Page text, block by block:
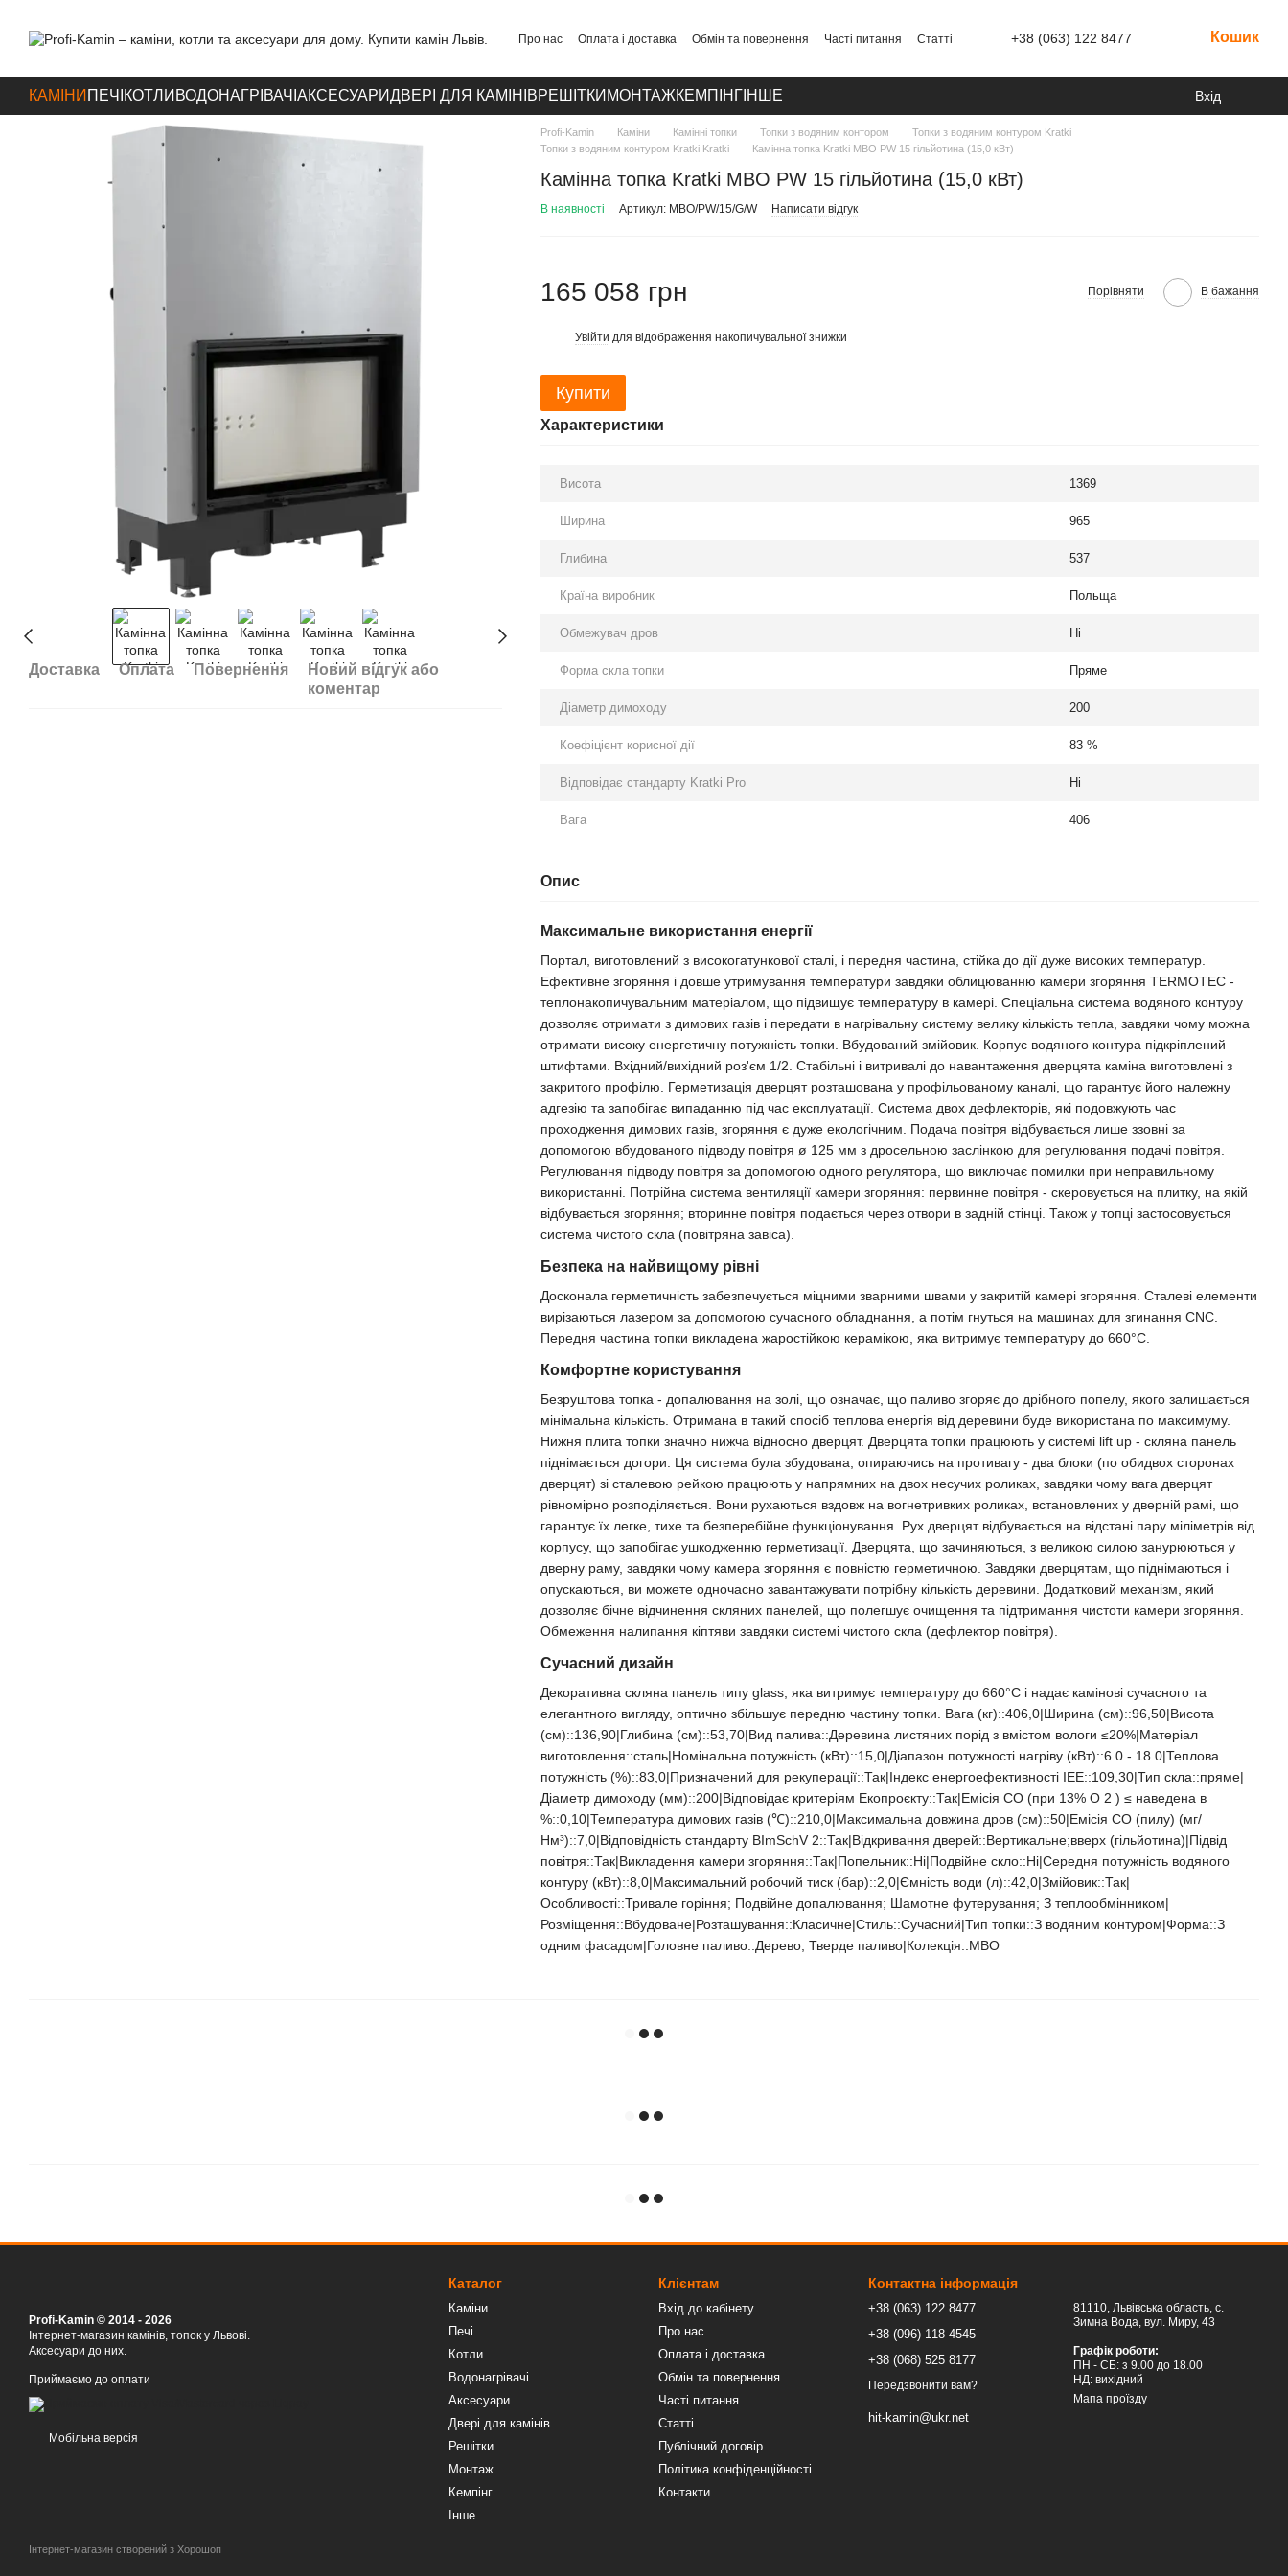
Про нас Оплата і доставка Обмін та повернення Часті питання
Статті
+38 (063) 122 8477 Кошик
КАМІНИ ПЕЧІ КОТЛИ ВОДОНАГРІВАЧІ АКСЕСУАРИДВЕРІ ДЛЯ КАМІНІВРЕШІТКИ МОНТАЖКЕМПІНГ ІНШЕ Вхід
Доставка Оплата Повернення
Новий відгук або
коментар
Profi-Kamin Каміни Камінні топки Топки з водяним контором
Топки з водяним контуром Kratki
Топки з водяним контуром Kratki Kratki
Камінна топка Kratki MBO PW 15 гільйотина (15,0 кВт)
Камінна топка Kratki MBO PW 15 гільйотина (15,0 кВт)
В наявності Артикул: MBO/PW/15/G/W Написати відгук
165 058 грн Порівняти В бажання
Увійти для відображення накопичувальної знижки
Купити
Характеристики
Висота 1369
Ширина 965
Глибина 537
Країна виробник Польща
Обмежувач дров Ні
Форма скла топки Пряме
Діаметр димоходу 200
Коефіцієнт корисної дії 83 %
Відповідає стандарту Kratki Pro Ні
Вага 406
Опис
Максимальне використання енергії
Портал, виготовлений з високогатункової сталі, і передня частина, стійка до дії дуже високих температур.
Ефективне згоряння і довше утримування температури завдяки облицюванню камери згоряння TERMOTEC -
теплонакопичувальним матеріалом, що підвищує температуру в камері. Спеціальна система водяного контуру
дозволяє отримати з димових газів і передати в нагрівальну систему велику кількість тепла, завдяки чому можна
отримати високу енергетичну потужність топки. Вбудований змійовик. Корпус водяного контура підкріплений
штифтами. Вхідний/вихідний роз'єм 1/2. Стабільні і витривалі до навантаження дверцята каміна виготовлені з
закритого профілю. Герметизація дверцят розташована у профільованому каналі, що гарантує його належну
адгезію та запобігає випаданню під час експлуатації. Система двох дефлекторів, які подовжують час
проходження димових газів, згоряння є дуже екологічним. Подача повітря відбувається лише ззовні за
допомогою вбудованого підводу повітря ø 125 мм з дросельною заслінкою для регулювання подачі повітря.
Регулювання підводу повітря за допомогою одного регулятора, що виключає помилки при неправильному
використанні. Потрійна система вентиляції камери згоряння: первинне повітря - скеровується на плитку, на якій
відбувається згоряння; вторинне повітря подається через отвори в задній стінці. Також у топці застосовується
система чистого скла (повітряна завіса).
Безпека на найвищому рівні
Досконала герметичність забезпечується міцними зварними швами у закритій камері згоряння. Сталеві елементи
вирізаються лазером за допомогою сучасного обладнання, а потім гнуться на машинах для згинання CNC.
Передня частина топки викладена жаростійкою керамікою, яка витримує температуру до 660°C.
Комфортне користування
Безруштова топка - допалювання на золі, що означає, що паливо згоряє до дрібного попелу, якого залишається
мінімальна кількість. Отримана в такий спосіб теплова енергія від деревини буде використана по максимуму.
Нижня плита топки значно нижча відносно дверцят. Дверцята топки працюють у системі lift up - скляна панель
піднімається догори. Ця система була збудована, опираючись на противагу - два блоки (по обидвох сторонах
дверцят) зі сталевою рейкою працюють у напрямних на двох несучих роликах, завдяки чому вага дверцят
рівномірно розподіляється. Вони рухаються вздовж на вогнетривких роликах, встановлених у дверній рамі, що
гарантує їх легке, тихе та безперебійне функціонування. Рух дверцят відбувається на відстані пару міліметрів від
корпусу, що запобігає ушкодженню герметизації. Дверцята, що зачиняються, з великою силою занурюються у
дверну раму, завдяки чому камера згоряння є повністю герметичною. Завдяки дверцятам, що піднімаються і
опускаються, ви можете одночасно завантажувати потрібну кількість деревини. Додатковий механізм, який
дозволяє бічне відчинення скляних панелей, що полегшує очищення та підтримання чистоти камери згоряння.
Обмеження налипання кіптяви завдяки системі чистого скла (дефлектор повітря).
Сучасний дизайн
Декоративна скляна панель типу glass, яка витримує температуру до 660°C і надає камінові сучасного та
елегантного вигляду, оптично збільшує передню частину топки. Вага (кг)::406,0|Ширина (см)::96,50|Висота
(см)::136,90|Глибина (см)::53,70|Вид палива::Деревина листяних порід з вмістом вологи ≤20%|Матеріал
виготовлення::сталь|Номінальна потужність (кВт)::15,0|Діапазон потужності нагріву (кВт)::6.0 - 18.0|Теплова
потужність (%)::83,0|Призначений для рекуперації::Так|Індекс енергоефективності ІЕЕ::109,30|Тип скла::пряме|
Діаметр димоходу (мм)::200|Відповідає критеріям Екопроєкту::Так|Емісія CO (при 13% O 2 ) ≤ наведена в
%::0,10|Температура димових газів (℃)::210,0|Максимальна довжина дров (см)::50|Емісія CO (пилу) (мг/
Нм³)::7,0|Відповідність стандарту BImSchV 2::Так|Відкривання дверей::Вертикальне;вверх (гільйотина)|Підвід
повітря::Так|Викладення камери згоряння::Так|Попельник::Ні|Подвійне скло::Ні|Середня потужність водяного
контуру (кВт)::8,0|Максимальний робочий тиск (бар)::2,0|Ємність води (л)::42,0|Змійовик::Так|
Особливості::Тривале горіння; Подвійне допалювання; Шамотне футерування; З теплообмінником|
Розміщення::Вбудоване|Розташування::Класичне|Стиль::Cучасний|Тип топки::З водяним контуром|Форма::З
одним фасадом|Головне паливо::Дерево; Тверде паливо|Колекція::MBO
Profi-Kamin © 2014 - 2026
Інтернет-магазин камінів, топок у Львові.
Аксесуари до них.
Приймаємо до оплати
Мобільна версія
Інтернет-магазин створений з Хорошоп
Каталог
Каміни
Печі
Котли
Водонагрівачі
Аксесуари
Двері для камінів
Решітки
Монтаж
Кемпінг
Інше
Клієнтам
Вхід до кабінету
Про нас
Оплата і доставка
Обмін та повернення
Часті питання
Статті
Публічний договір
Політика конфіденційності
Контакти
Контактна інформація
+38 (063) 122 8477
+38 (096) 118 4545
+38 (068) 525 8177
Передзвонити вам?
hit-kamin@ukr.net
81110, Львівська область, c.
Зимна Вода, вул. Миру, 43
Графік роботи:
ПН - СБ: з 9.00 до 18.00
НД: вихідний
Мапа проїзду